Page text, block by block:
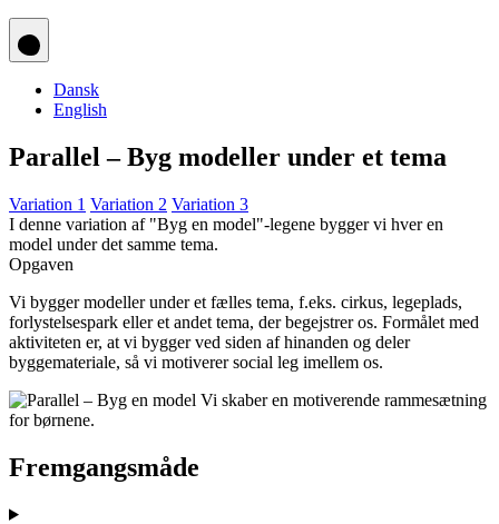
Dansk
English
Parallel – Byg modeller under et tema
Variation 1 Variation 2 Variation 3
I denne variation af "Byg en model"-legene bygger vi hver en
model under det samme tema.
Opgaven
Vi bygger modeller under et fælles tema, f.eks. cirkus, legeplads,
forlystelsespark eller et andet tema, der begejstrer os. Formålet med
aktiviteten er, at vi bygger ved siden af hinanden og deler
byggemateriale, så vi motiverer social leg imellem os.
Fremgangsmåde